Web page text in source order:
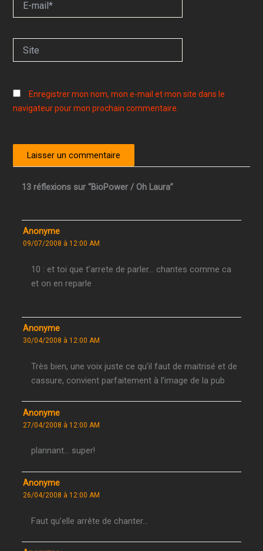
mail*
Enregistrer mon nom, mon e-mail et mon site dans le
navigateur pour mon prochain commentaire.
13 réflexions sur “BioPower / Oh Laura”
Anonyme
09/07/2008 à 12:00 AM
10 : et toi que t’arrete de parler… chantes comme ca
et on en reparle
Anonyme
30/04/2008 à 12:00 AM
Très bien, une voix juste ce qu’il faut de maitrisé et de
cassure, convient parfaitement à l’image de la pub
Anonyme
27/04/2008 à 12:00 AM
plannant… super!
Anonyme
26/04/2008 à 12:00 AM
Faut qu’elle arrête de chanter…